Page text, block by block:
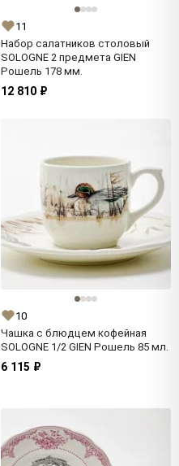
11
Набор салатников столовый
SOLOGNE 2 предмета GIEN
Рошель 178 мм.
12 810 ₽
10
Чашка с блюдцем кофейная
SOLOGNE 1/2 GIEN Рошель 85 мл.
6 115 ₽